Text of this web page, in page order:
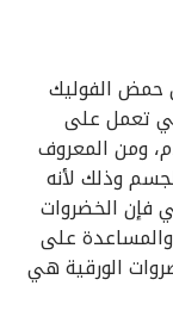
حمض الفوليك
تعمل على
ومن المعروف
وذلك لأنه
فإن الخضروات
على
الورقية هي